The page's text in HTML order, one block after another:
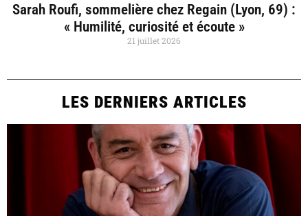
Sarah Roufi, sommelière chez Regain (Lyon, 69) :
« Humilité, curiosité et écoute »
21 juillet 2026
LES DERNIERS ARTICLES